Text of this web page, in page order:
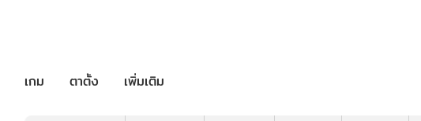
เกม ตาตั้ง เพิ่มเติม